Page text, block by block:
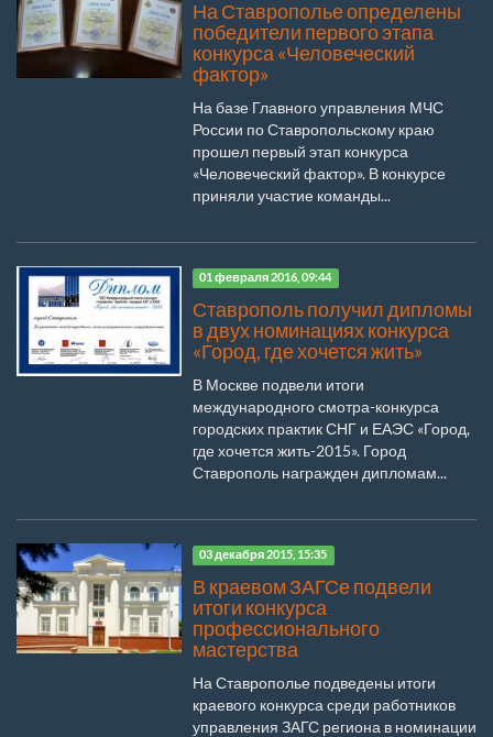
На Ставрополье определены
победители первого этапа
конкурса «Человеческий
фактор»
На базе Главного управления МЧС
России по Ставропольскому краю
прошел первый этап конкурса
«Человеческий фактор». В конкурсе
приняли участие команды...
01 февраля 2016, 09:44
Ставрополь получил дипломы
в двух номинациях конкурса
«Город, где хочется жить»
В Москве подвели итоги
международного смотра-конкурса
городских практик СНГ и ЕАЭС «Город,
где хочется жить-2015». Город
Ставрополь награжден дипломам...
03 декабря 2015, 15:35
В краевом ЗАГСе подвели
итоги конкурса
профессионального
мастерства
На Ставрополье подведены итоги
краевого конкурса среди работников
управления ЗАГС региона в номинации